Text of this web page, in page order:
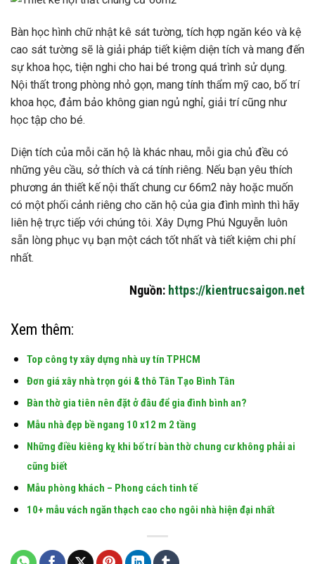
Bàn học hình chữ nhật kê sát tường, tích hợp ngăn kéo và kệ
cao sát tường sẽ là giải pháp tiết kiệm diện tích và mang đến
sự khoa học, tiện nghi cho hai bé trong quá trình sử dụng.
Nội thất trong phòng nhỏ gọn, mang tính thẩm mỹ cao, bố trí
khoa học, đảm bảo không gian ngủ nghỉ, giải trí cũng như
học tập cho bé.
Diện tích của mỗi căn hộ là khác nhau, mỗi gia chủ đều có
những yêu cầu, sở thích và cá tính riêng. Nếu bạn yêu thích
phương án thiết kế nội thất chung cư 66m2 này hoặc muốn
có một phối cảnh riêng cho căn hộ của gia đình mình thì hãy
liên hệ trực tiếp với chúng tôi. Xây Dựng Phú Nguyễn luôn
sẵn lòng phục vụ bạn một cách tốt nhất và tiết kiệm chi phí
nhất.
Nguồn: https://kientrucsaigon.net
Xem thêm:
Top công ty xây dựng nhà uy tín TPHCM
Đơn giá xây nhà trọn gói & thô Tân Tạo Bình Tân
Bàn thờ gia tiên nên đặt ở đâu để gia đình bình an?
Mẫu nhà đẹp bề ngang 10 x12 m 2 tầng
Những điều kiêng kỵ khi bố trí bàn thờ chung cư không phải ai
cũng biết
Mẫu phòng khách – Phong cách tinh tế
10+ mẫu vách ngăn thạch cao cho ngôi nhà hiện đại nhất